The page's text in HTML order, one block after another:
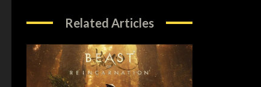
Related Articles